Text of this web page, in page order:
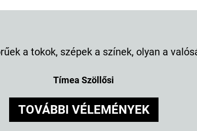
a tokok, szépek a színek, olyan a
Tímea Szöllősi
TOVÁBBI VÉLEMÉNYEK